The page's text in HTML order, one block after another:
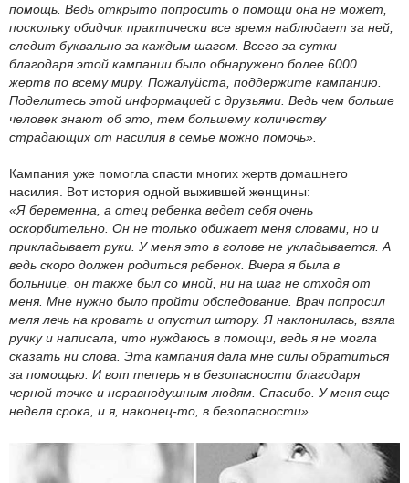
помощь. Ведь открыто попросить о помощи она не может,
поскольку обидчик практически все время наблюдает за ней,
следит буквально за каждым шагом. Всего за сутки
благодаря этой кампании было обнаружено более 6000
жертв по всему миру. Пожалуйста, поддержите кампанию.
Поделитесь этой информацией с друзьями. Ведь чем больше
человек знают об это, тем большему количеству
страдающих от насилия в семье можно помочь».
Кампания уже помогла спасти многих жертв домашнего
насилия. Вот история одной выжившей женщины:
«Я беременна, а отец ребенка ведет себя очень
оскорбительно. Он не только обижает меня словами, но и
прикладывает руки. У меня это в голове не укладывается. А
ведь скоро должен родиться ребенок. Вчера я была в
больнице, он также был со мной, ни на шаг не отходя от
меня. Мне нужно было пройти обследование. Врач попросил
меля лечь на кровать и опустил штору. Я наклонилась, взяла
ручку и написала, что нуждаюсь в помощи, ведь я не могла
сказать ни слова. Эта кампания дала мне силы обратиться
за помощью. И вот теперь я в безопасности благодаря
черной точке и неравнодушным людям. Спасибо. У меня еще
неделя срока, и я, наконец-то, в безопасности».